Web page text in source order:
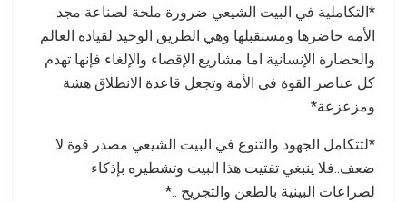
*التكاملية في البيت الشيعي ضرورة ملحة لصناعة مجد
الأمة حاضرها ومستقبلها وهي الطريق الوحيد لقيادة العالم
والحضارة الإنسانية اما مشاريع الإقصاء والإلغاء فإنها تهدم
كل عناصر القوة في الأمة وتجعل قاعدة الانطلاق هشة
ومزعزعة*
*لتتكامل الجهود والتنوع في البيت الشيعي مصدر قوة لا
ضعف..فلا ينبغي تفتيت هذا البيت وتشطيره بإذكاء
لصراعات البينية بالطعن والتجريح ..*